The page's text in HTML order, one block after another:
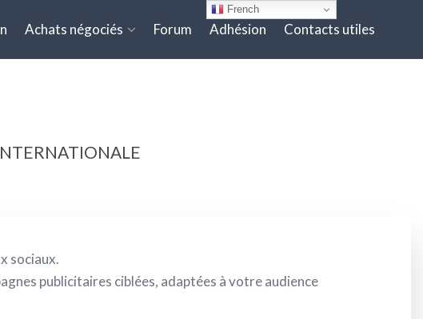
Achats négociés Forum Adhésion Contacts utiles
sociaux.
publicitaires ciblées, adaptées à votre audience
French